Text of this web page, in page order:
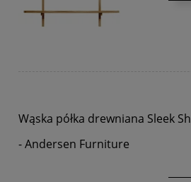
Wąska półka drewniana Sleek
- Andersen Furniture